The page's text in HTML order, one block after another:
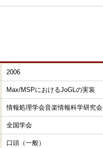
2006
Max/MSPにおけるJoGLの実装
情報処理学会音楽情報科学研究会
全国学会
口頭（一般）